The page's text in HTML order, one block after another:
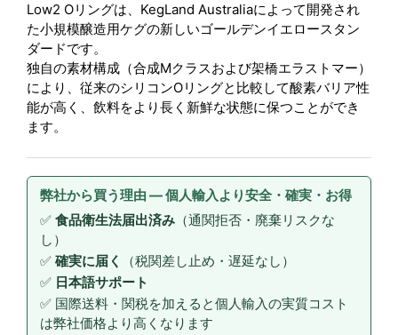
Low2 Oリングは、KegLand Australiaによって開発され
た小規模醸造用ケグの新しいゴールデンイエロースタン
ダードです。
独自の素材構成（合成Mクラスおよび架橋エラストマー）
により、従来のシリコンOリングと比較して酸素バリア性
能が高く、飲料をより長く新鮮な状態に保つことができ
ます。
弊社から買う理由 — 個人輸入より安全・確実・お得
✅ 食品衛生法届出済み （通関拒否・廃棄リスクな
し）
✅ 確実に届く
（税関差し止め・遅延なし）
✅ 日本語サポート
✅ 国際送料・関税を加えると個人輸入の実質コスト
は弊社価格より高くなります